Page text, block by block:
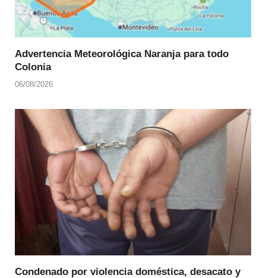
Advertencia Meteorológica Naranja para todo
Colonia
06/08/2026
Condenado por violencia doméstica, desacato y